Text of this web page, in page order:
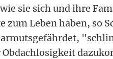
sie sich und ihre
zum Leben haben, so